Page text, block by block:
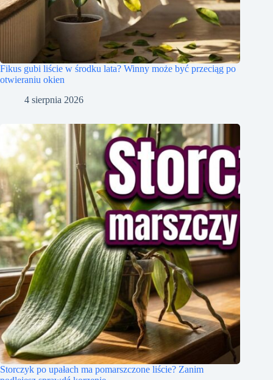
Fikus gubi liście w środku lata? Winny może być przeciąg po
otwieraniu okien
4 sierpnia 2026
Storczyk po upałach ma pomarszczone liście? Zanim